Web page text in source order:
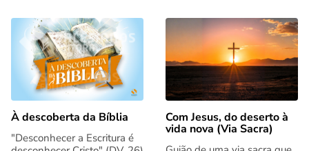
À descoberta da Bíblia
"Desconhecer a Escritura é
Com Jesus, do deserto à
vida nova (Via Sacra)